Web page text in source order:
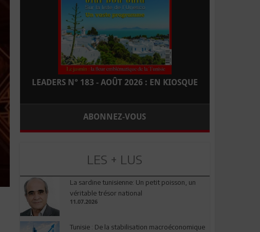
LEADERS N° 183 - AOÛT 2026 : EN KIOSQUE
ABONNEZ-VOUS
LES + LUS
La sardine tunisienne: Un petit poisson, un
véritable trésor national
11.07.2026
Tunisie : De la stabilisation macroéconomique